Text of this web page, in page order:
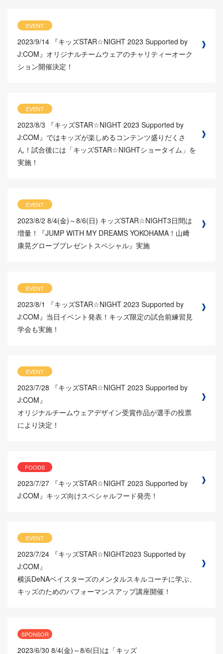
EVENT
2023/9/14 『キッズSTAR☆NIGHT 2023 Supported by
J:COM』オリジナルチームウェアのチャリティーオーク
ション開催決定！
EVENT
2023/8/3
『キッズSTAR☆NIGHT 2023 Supported by
J:COM』ではキッズが楽しめるコンテンツ盛りだくさ
ん！試合後には「キッズSTAR☆NIGHTショータイム」を
実施！
EVENT
2023/8/2 8/4(金)～8/6(日) キッズSTAR☆NIGHT3日間は
増量！『JUMP WITH MY DREAMS YOKOHAMA！山﨑
康晃グローブプレゼントスペシャル』実施
EVENT
2023/8/1
『キッズSTAR☆NIGHT 2023 Supported by
J:COM』当日イベント発表！キッズ限定の試合前練習見
学会も実施！
EVENT
2023/7/28
『キッズSTAR☆NIGHT 2023 Supported by
J:COM』
オリジナルチームウェアデザイン受賞作品が選手の投票
により決定！
FOODS
2023/7/27 『キッズSTAR☆NIGHT 2023 Supported by
J:COM』キッズ向けスペシャルフード発売！
EVENT
2023/7/24 『キッズSTAR☆NIGHT2023 Supported by
J:COM』
横浜DeNAベイスターズのメンタルスキルコーチに学ぶ、
キッズのためのパフォーマンスアップ講座開催！
SPONSOR
2023/6/30 8/4(金)～8/6(日)は「キッズ